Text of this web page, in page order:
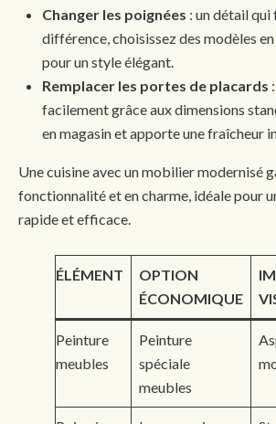
Changer les poignées : un détail
différence, choisissez des modèles
pour un style élégant.
Remplacer les portes de placards
facilement grâce aux dimensions
en magasin et apporte une fraîcheur
Une cuisine avec un mobilier modernisé
fonctionnalité et en charme, idéale pour
rapide et efficace.
ÉLÉMENT
OPTION
ÉCONOMIQUE
Peinture
meubles
Peinture
spéciale
meubles